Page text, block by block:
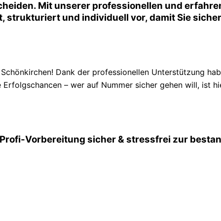
Mit unserer professionellen und
strukturiert und individuell vor, damit Sie
Schönkirchen! Dank der professionellen Unterstützung
– wer auf Nummer sicher gehen will, ist
Vorbereitung sicher & stressfrei zur